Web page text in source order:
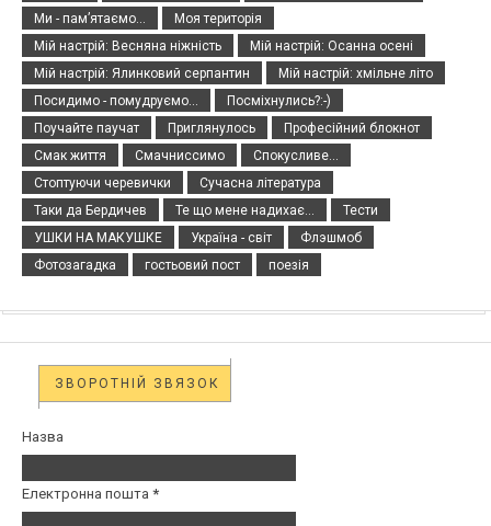
Ми - пам’ятаємо...
Моя територія
Мій настрій: Весняна ніжність
Мій настрій: Осанна осені
Мій настрій: Ялинковий серпантин
Мій настрій: хмільне літо
Посидимо - помудруємо...
Посміхнулись?:-)
Поучайте паучат
Приглянулось
Професійний блокнот
Смак життя
Смачниссимо
Спокусливе...
Стоптуючи черевички
Сучасна література
Таки да Бердичев
Те що мене надихає...
Тести
УШКИ НА МАКУШКЕ
Україна - світ
Флэшмоб
Фотозагадка
гостьовий пост поезія
ЗВОРОТНІЙ ЗВЯЗОК
Назва
Електронна пошта *